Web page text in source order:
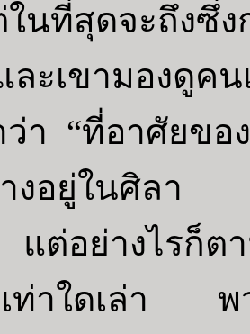
นที่สุดจะถึงซึ่ง
ละเขามองดูค
ว่า “ที่อาศัยข
งอยู่ในศิลา
ต่อย่างไรก็ตา
ท่าใดเล่า พว